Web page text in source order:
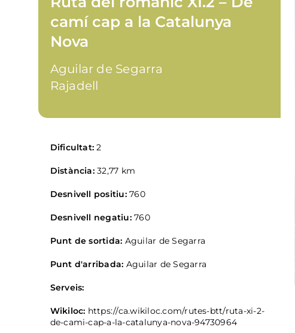
camí cap a la Catalunya
Nova
Aguilar de Segarra
Rajadell
Dificultat:2
Distància:32,77 km
Desnivell positiu:760
Desnivell negatiu:760
Punt de sortida: Aguilar de Segarra
Punt d'arribada: Aguilar de Segarra
Serveis:
Wikiloc: https://ca.wikiloc.com/rutes-btt/ruta-xi-2-
de-cami-cap-a-la-catalunya-nova-94730964